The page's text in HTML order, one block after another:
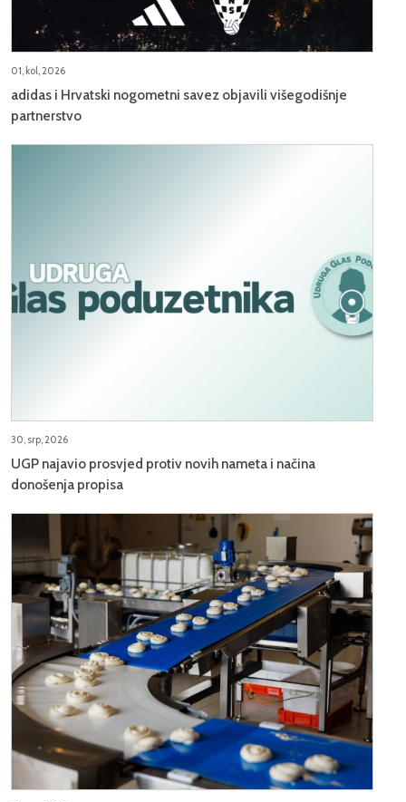
01, kol, 2026
adidas i Hrvatski nogometni savez objavili višegodišnje
partnerstvo
30, srp, 2026
UGP najavio prosvjed protiv novih nameta i načina
donošenja propisa